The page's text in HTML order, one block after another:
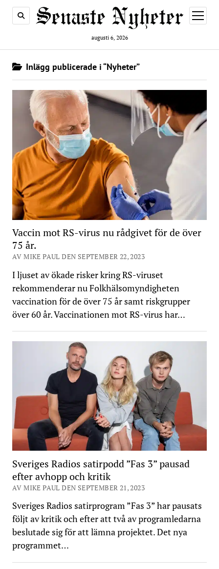
augusti 6, 2026
öppna
meny
Inlägg publicerade i “Nyheter”
Vaccin mot RS-virus nu rådgivet för de över
75 år.
AV MIKE PAUL DEN SEPTEMBER 22, 2023
I ljuset av ökade risker kring RS-viruset
rekommenderar nu Folkhälsomyndigheten
vaccination för de över 75 år samt riskgrupper
över 60 år. Vaccinationen mot RS-virus har…
Sveriges Radios satirpodd ”Fas 3” pausad
efter avhopp och kritik
AV MIKE PAUL DEN SEPTEMBER 21, 2023
Sveriges Radios satirprogram ”Fas 3” har pausats
följt av kritik och efter att två av programledarna
beslutade sig för att lämna projektet. Det nya
programmet…